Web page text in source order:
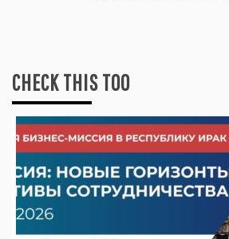
CHECK THIS TOO